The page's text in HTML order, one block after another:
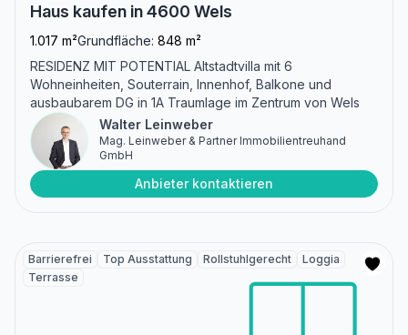
Haus kaufen in 4600 Wels
1.017 m²Grundfläche: 848 m²
RESIDENZ MIT POTENTIAL Altstadtvilla mit 6
Wohneinheiten, Souterrain, Innenhof, Balkone und
ausbaubarem DG in 1A Traumlage im Zentrum von Wels
Walter Leinweber
Mag. Leinweber & Partner Immobilientreuhand
GmbH
Anbieter kontaktieren
Barrierefrei Top Ausstattung Rollstuhlgerecht
Loggia
Terrasse